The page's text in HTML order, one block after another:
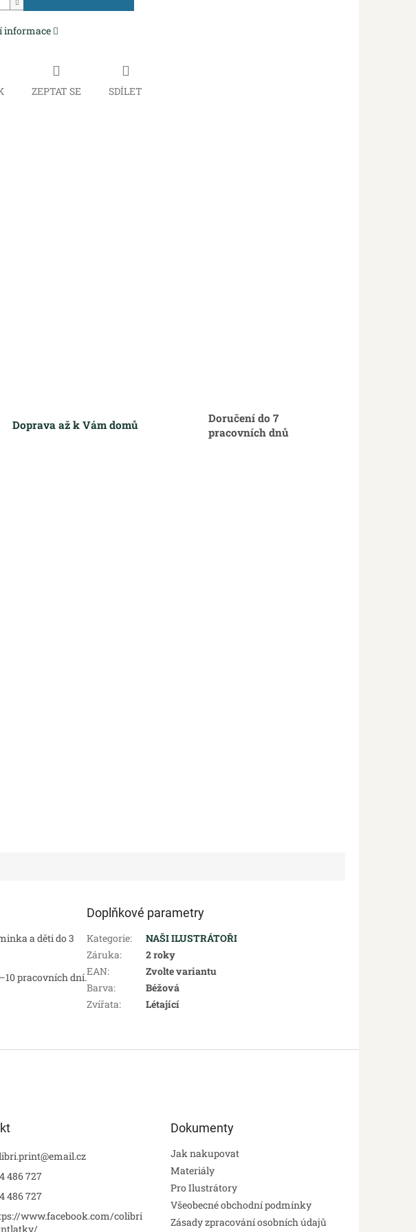
informace
ZEPTAT SE SDÍLET
Doprava až k Vám domů
Doručení do 7
pracovních dnů
a děti do 3
pracovních dní.
Doplňkové parametry
Kategorie:
NAŠI ILUSTRÁTOŘI
Záruka:
2 roky
EAN:
Zvolte variantu
Barva:
Béžová
Zvířata: Létající
@email.cz
486 727
486 727
www.facebook.com/colibri
Dokumenty
Jak nakupovat
Materiály
Pro Ilustrátory
Všeobecné obchodní podmínky
Zásady zpracování osobních údajů